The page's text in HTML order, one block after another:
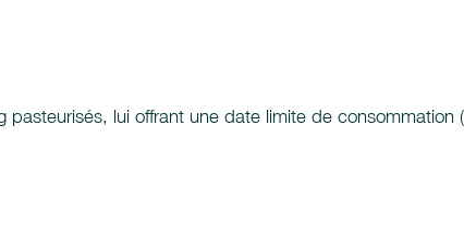
lui offrant une date limite de consommation